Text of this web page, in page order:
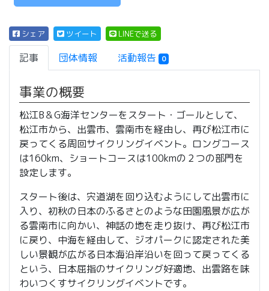
シェア ツイート LINEで送る
記事 団体情報 活動報告 0
事業の概要
松江B＆G海洋センターをスタート・ゴールとして、
松江市から、出雲市、雲南市を経由し、再び松江市に
戻ってくる周回サイクリングイベント。ロングコース
は160km、ショートコースは100kmの２つの部門を
設定します。
スタート後は、宍道湖を回り込むようにして出雲市に
入り、初秋の日本のふるさとのような田園風景が広が
る雲南市に向かい、神話の地を走り抜け、再び松江市
に戻り、中海を経由して、ジオパークに認定された美
しい景観が広がる日本海沿岸沿いを回って戻ってくる
という、日本屈指のサイクリング好適地、出雲路を味
わいつくすサイクリングイベントです。